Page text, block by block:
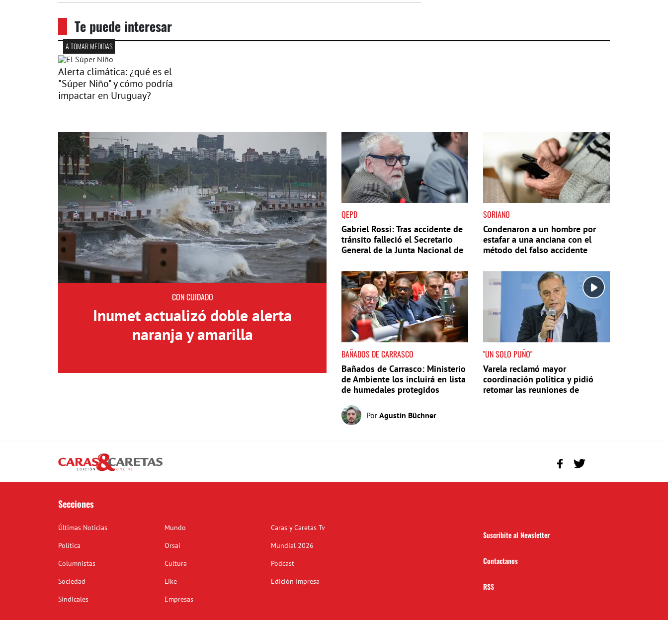
Te puede interesar
A TOMAR MEDIDAS
Alerta climática: ¿qué es el
"Súper Niño" y cómo podría
impactar en Uruguay?
CON CUIDADO
Inumet actualizó doble alerta
naranja y amarilla
QEPD
Gabriel Rossi: Tras accidente de
tránsito falleció el Secretario
General de la Junta Nacional de
SORIANO
Condenaron a un hombre por
estafar a una anciana con el
método del falso accidente
BAÑADOS DE CARRASCO
Bañados de Carrasco: Ministerio
de Ambiente los incluirá en lista
de humedales protegidos
PorAgustín Büchner
"UN SOLO PUÑO"
Varela reclamó mayor
coordinación política y pidió
retomar las reuniones de
Secciones
Últimas Noticias
Política
Columnistas
Sociedad
Sindicales
Mundo
Orsai
Cultura
Like
Empresas
Caras y Caretas Tv
Mundial 2026
Podcast
Edición Impresa
Suscribite al Newsletter
Contactanos
RSS